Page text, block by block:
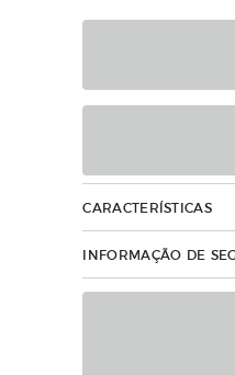
CARACTERÍSTICAS
INFORMAÇÃO DE